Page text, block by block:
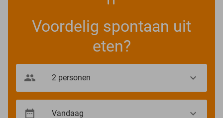
Voordelig spontaan uit
eten?